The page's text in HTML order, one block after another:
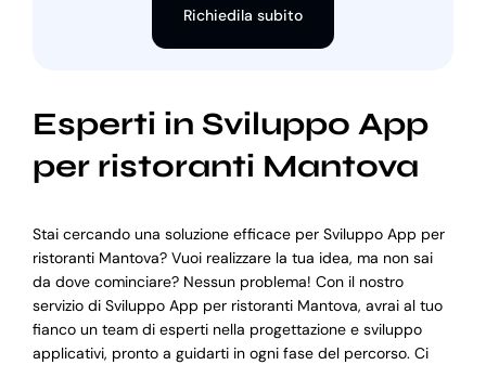
Richiedila subito
Esperti in Sviluppo App
per ristoranti Mantova
Stai cercando una soluzione efficace per Sviluppo App per
ristoranti Mantova? Vuoi realizzare la tua idea, ma non sai
da dove cominciare? Nessun problema! Con il nostro
servizio di Sviluppo App per ristoranti Mantova, avrai al tuo
fianco un team di esperti nella progettazione e sviluppo
applicativi, pronto a guidarti in ogni fase del percorso. Ci